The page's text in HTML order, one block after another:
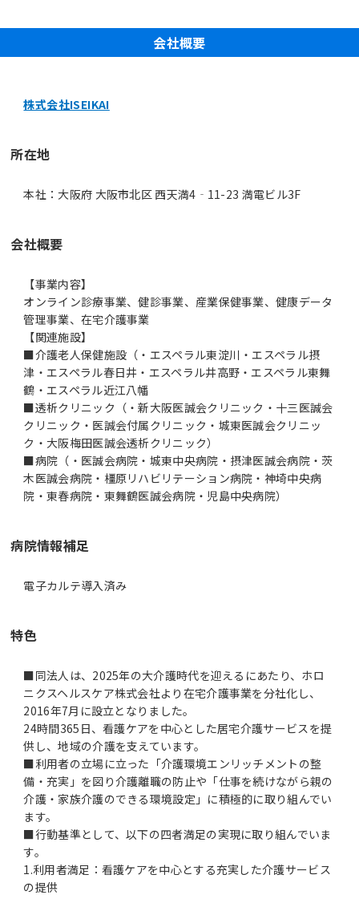
会社概要
株式会社ISEIKAI
所在地
本社：大阪府 大阪市北区 西天満4‐11-23 満電ビル3F
会社概要
【事業内容】
オンライン診療事業、健診事業、産業保健事業、健康データ
管理事業、在宅介護事業
【関連施設】
■介護老人保健施設（・エスペラル東淀川・エスペラル摂
津・エスペラル春日井・エスペラル井高野・エスペラル東舞
鶴・エスペラル近江八幡
■透析クリニック（・新大阪医誠会クリニック・十三医誠会
クリニック・医誠会付属クリニック・城東医誠会クリニッ
ク・大阪梅田医誠会透析クリニック）
■病院（・医誠会病院・城東中央病院・摂津医誠会病院・茨
木医誠会病院・橿原リハビリテーション病院・神埼中央病
院・東春病院・東舞鶴医誠会病院・児島中央病院）
病院情報補足
電子カルテ導入済み
特色
■同法人は、2025年の大介護時代を迎えるにあたり、ホロ
ニクスヘルスケア株式会社より在宅介護事業を分社化し、
2016年7月に設立となりました。
24時間365日、看護ケアを中心とした居宅介護サービスを提
供し、地域の介護を支えています。
■利用者の立場に立った「介護環境エンリッチメントの整
備・充実」を図り介護離職の防止や「仕事を続けながら親の
介護・家族介護のできる環境設定」に積極的に取り組んでい
ます。
■行動基準として、以下の四者満足の実現に取り組んでいま
す。
1.利用者満足：看護ケアを中心とする充実した介護サービス
の提供